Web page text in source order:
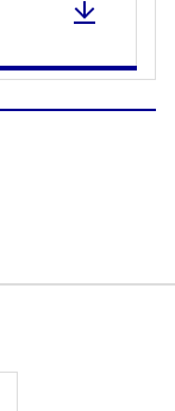
courriel